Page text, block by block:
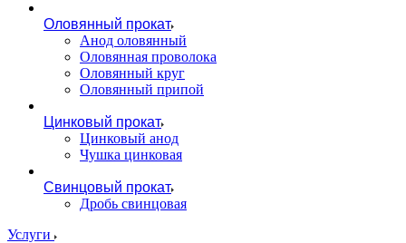
Оловянный прокат
Анод оловянный
Оловянная проволока
Оловянный круг
Оловянный припой
Цинковый прокат
Цинковый анод
Чушка цинковая
Свинцовый прокат
Дробь свинцовая
Услуги